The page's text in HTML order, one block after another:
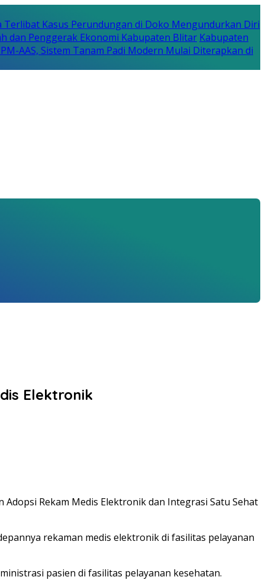
Terlibat Kasus Perundungan di Doko Mengundurkan Diri
dan Penggerak Ekonomi Kabupaten Blitar Kabupaten
AAS, Sistem Tanam Padi Modern Mulai Diterapkan di
Elektronik
Rekam Medis Elektronik dan Integrasi Satu Sehat
rekaman medis elektronik di fasilitas pelayanan
pasien di fasilitas pelayanan kesehatan.